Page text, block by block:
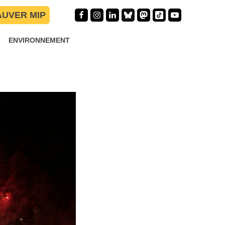
MIP
ENVIRONNEMENT